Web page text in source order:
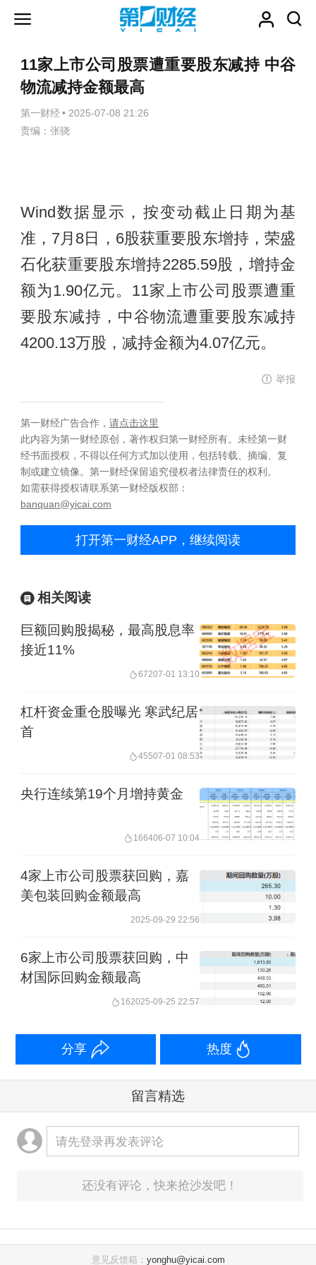
11家上市公司股票遭重要股东减持 中谷
物流减持金额最高
第一财经 • 2025-07-08 21:26
责编：张骁
Wind数据显示，按变动截止日期为基
准，7月8日，6股获重要股东增持，荣盛
石化获重要股东增持2285.59股，增持金
额为1.90亿元。11家上市公司股票遭重
要股东减持，中谷物流遭重要股东减持
4200.13万股，减持金额为4.07亿元。
举报
第一财经广告合作， 请点击这里
此内容为第一财经原创，著作权归第一财经所有。未经第一财
经书面授权，不得以任何方式加以使用，包括转载、摘编、复
制或建立镜像。第一财经保留追究侵权者法律责任的权利。
如需获得授权请联系第一财经版权部：
banquan@yicai.com
打开第一财经APP，继续阅读
相关阅读
巨额回购股揭秘，最高股息率
接近11%
67207-01 13:10
杠杆资金重仓股曝光 寒武纪居
首
45507-01 08:53
央行连续第19个月增持黄金
166406-07 10:04
4家上市公司股票获回购，嘉
美包装回购金额最高
2025-09-29 22:56
6家上市公司股票获回购，中
材国际回购金额最高
162025-09-25 22:57
分享 热度
留言精选
请先登录再发表评论
还没有评论，快来抢沙发吧！
意见反馈箱： yonghu@yicai.com